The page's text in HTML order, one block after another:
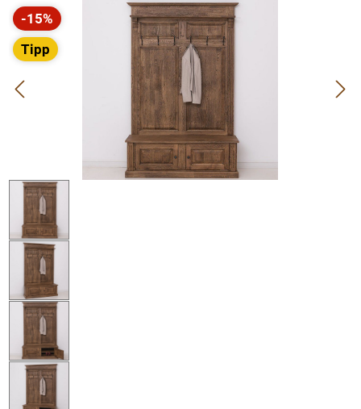
Bildergalerie überspringen
-15%
Rabatt
Tipp